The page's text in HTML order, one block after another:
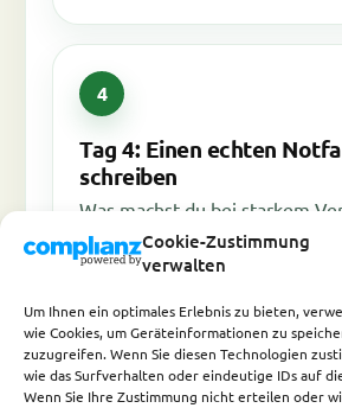
Cookie-Zustimmung
verwalten
Um Ihnen ein optimales Erlebnis zu bieten,
wie Cookies, um Geräteinformationen zu
zuzugreifen. Wenn Sie diesen Technologien
wie das Surfverhalten oder eindeutige IDs auf
Wenn Sie Ihre Zustimmung nicht erteilen oder
Tag 4: Einen echten
schreiben
Was machst du bei starkem
Timer, Wasser, 10 Minuten
Bewegung, Nachricht,